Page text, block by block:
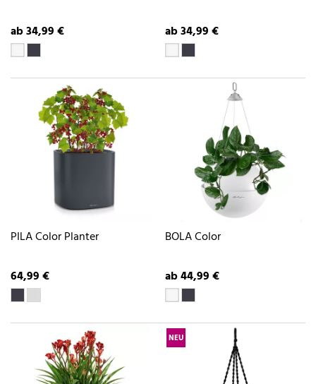
ab 34,99 € ab 34,99 €
PILA Color Planter
64,99 €
BOLA Color
ab 44,99 €
NEU